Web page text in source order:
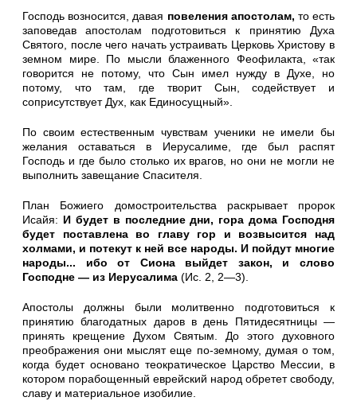
Господь возносится, давая повеления апостолам, то есть
запо­ведав апостолам подготовиться к принятию Духа
Святого, после чего начать устраивать Церковь Христову в
земном мире. По мыс­ли блаженного Феофилакта, «так
говорится не потому, что Сын имел нужду в Духе, но
потому, что там, где творит Сын, содей­ствует и
соприсутствует Дух, как Единосущный».
По своим естественным чувствам ученики не имели бы
желания оставаться в Иерусалиме, где был распят
Господь и где было столько их врагов, но они не могли не
выполнить завещание Спасителя.
План Божиего домостроительства раскрывает пророк
Исайя: И будет в последние дни, гора дома Господня
будет поставлена во главу гор и возвысится над
холмами, и потекут к ней все народы. И пойдут многие
народы... ибо от Сиона выйдет за­кон, и слово
Господне — из Иерусалима (Ис. 2, 2—3).
Апостолы должны были молитвенно подготовиться к
принятию благодатных даров в день Пятидесятницы —
принять крещение Духом Святым. До этого духовного
преображения они мыслят еще по-земному, думая о том,
когда будет основано теократическое Царство Мессии, в
котором порабощенный еврейский народ об­ретет свободу,
славу и материальное изобилие.